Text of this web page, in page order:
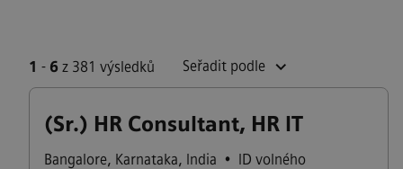
1 - 6 z 381 výsledků Seřadit podle
(Sr.) HR Consultant, HR IT
Bangalore, Karnataka, India • ID volného